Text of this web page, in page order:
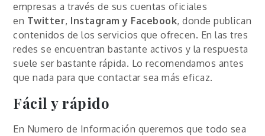
empresas a través de sus cuentas oficiales
en Twitter, Instagram y Facebook, donde publican
contenidos de los servicios que ofrecen. En las tres
redes se encuentran bastante activos y la respuesta
suele ser bastante rápida. Lo recomendamos antes
que nada para que contactar sea más eficaz.
Fácil y rápido
En Numero de Información queremos que todo sea